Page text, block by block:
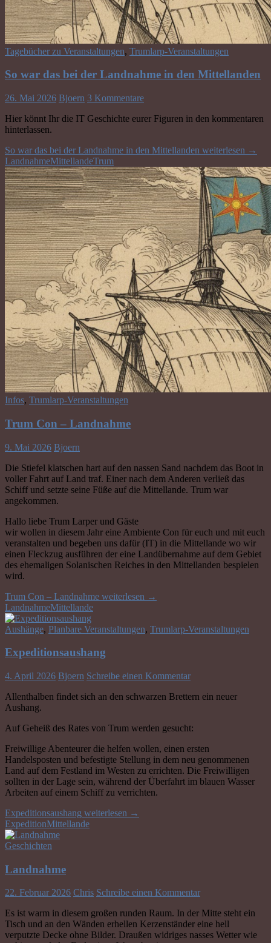
Tagebücher zu Veranstaltungen, Trumlarp-Veranstaltungen
So war das bei der Landnahme in den Mittellanden
26. Mai 2026 Bjoern 3 Kommentare
Hier könnt Ihr die IT Geschichte eurer Figuren in den kommentaren
hinterlassen.
So war das bei der Landnahme in den Mittellanden weiterlesen →
LandnahmeMittellandeTrum
Infos, Trumlarp-Veranstaltungen
Trum Con – Landnahme
9. Mai 2026 Bjoern
Die Stiefel klatschen hart auf den nassen Sand nachdem das Boot in
voller Fahrt auf Land traf. Einer nach dem Anderen verließ das
Schiff und setzte seine Füße auf die Mittellande. Trum war
angekommen.
Hallo liebe Trum Larper und Gäste
wir wollen in diesem Jahr eine Ambiente Con für euch und mit euch
veranstalten und begeben uns dafür (IT) in die Mittellande wo wir
einen Fleckzug ausführen der eine Landübernahme auf dem Gebiet
des ehemaligen Solanischen Reiches in den Mittellanden bespielen
wird.
Trum Con – Landnahme weiterlesen →
LandnahmeMittellande
Aushänge, Planbare Veranstaltungen, Trumlarp-Veranstaltungen
Expeditionsaushang
4. April 2026 Bjoern Schreibe einen Kommentar
Allenthalben findet sich an den schwarzen Brettern ein neuer
Aushang.
Auf Geheiß des Rates von Trum werden gesucht:
Freiwillige Abenteurer die helfen wollen, einen ersten
Handelsposten und befestigte Stellung in dem neu genommenen
Land auf dem Festland im Westen zu errichten. Die Freiwilligen
sollten in der Lage sein, während der Überfahrt im blauen Wasser
Arbeiten auf einem Schiff zu verrichten.
Expeditionsaushang weiterlesen →
ExpeditionMittellande
Geschichten
Landnahme
22. Februar 2026 Chris Schreibe einen Kommentar
Es ist warm in diesem großen runden Raum. In der Mitte steht ein
Tisch und an den Wänden erhellen Kerzenständer eine hell
verputzte Decke ohne Bilder. Draußen widriges nasses Wetter wie